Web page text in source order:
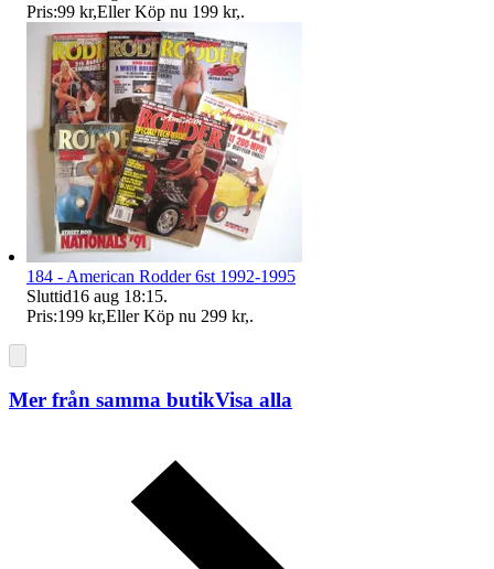
Pris:99 kr,Eller Köp nu 199 kr,.
184 - American Rodder 6st 1992-1995
Sluttid16 aug 18:15.
Pris:199 kr,Eller Köp nu 299 kr,.
Mer från samma butikVisa alla